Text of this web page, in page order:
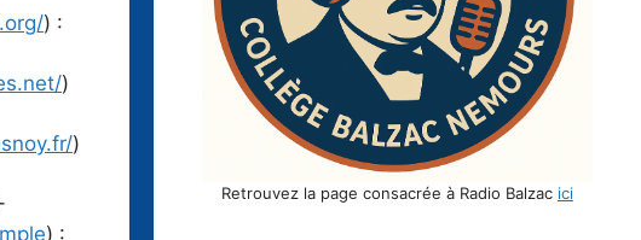
) :
)
)
) :
Retrouvez la page consacrée à Radio Balzac ici